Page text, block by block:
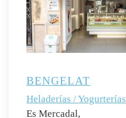
BENGELAT
Heladerías / Yogurterías
Es Mercadal,